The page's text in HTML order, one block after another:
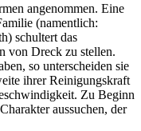
angenommen. Eine
(namentlich:
schultert das
von Dreck zu stellen.
so unterscheiden sie
ihrer Reinigungskraft
Zu Beginn
aussuchen, der